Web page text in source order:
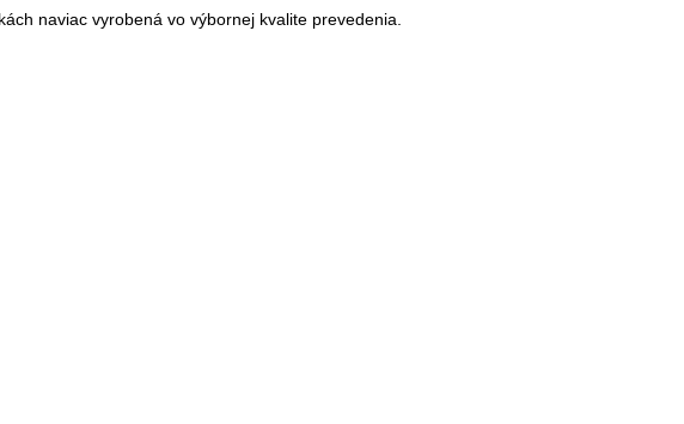
naviac vyrobená vo výbornej kvalite prevedenia.